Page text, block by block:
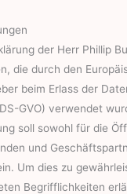
der Herr Phillip
die durch den
beim Erlass der
GVO) verwendet
soll sowohl für die
und
Um dies zu
Begrifflichkeiten